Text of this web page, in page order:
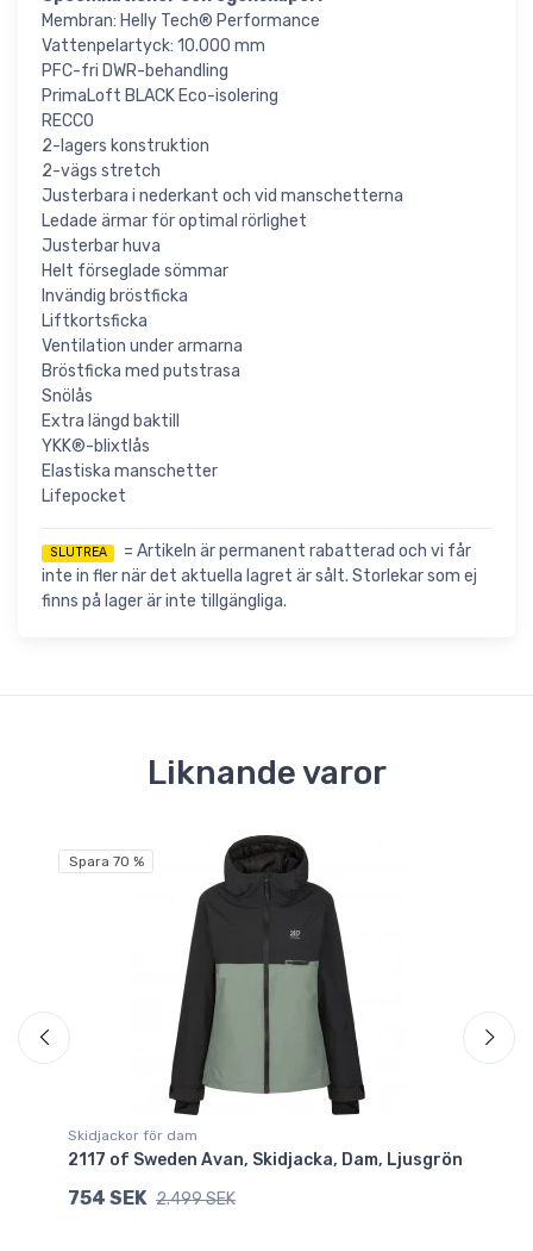
Membran: Helly Tech® Performance
Vattenpelartyck: 10.000 mm
PFC-fri DWR-behandling
PrimaLoft BLACK Eco-isolering
RECCO
2-lagers konstruktion
2-vägs stretch
Justerbara i nederkant och vid manschetterna
Ledade ärmar för optimal rörlighet
Justerbar huva
Helt förseglade sömmar
Invändig bröstficka
Liftkortsficka
Ventilation under armarna
Bröstficka med putstrasa
Snölås
Extra längd baktill
YKK®-blixtlås
Elastiska manschetter
Lifepocket
SLUTREA
= Artikeln är permanent rabatterad och vi får
inte in fler när det aktuella lagret är sålt. Storlekar som ej
finns på lager är inte tillgängliga.
Liknande varor
Spara 70 %
Skidjackor för dam
2117 of Sweden Avan, Skidjacka, Dam, Ljusgrön
754 SEK 2.499 SEK